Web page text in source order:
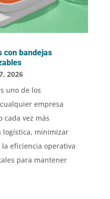
con bandejas
2026
uno de los
empresa
vez más
logística, minimizar
eficiencia operativa
para mantener